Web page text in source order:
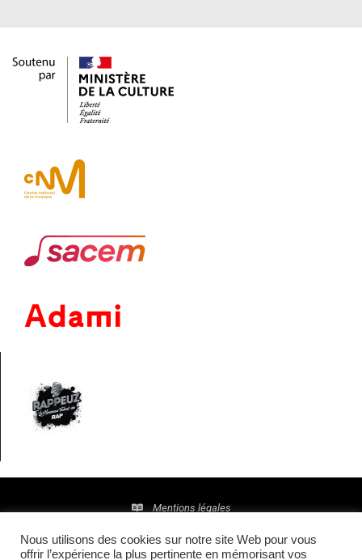
Mentions légales
Politique de confidentialité
Nous utilisons des cookies sur notre site Web pour vous
offrir l’expérience la plus pertinente en mémorisant vos